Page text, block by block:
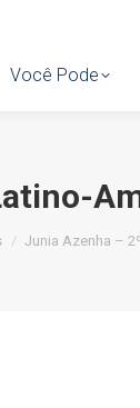
Você Pode
Junia Azenha –
Você Pode